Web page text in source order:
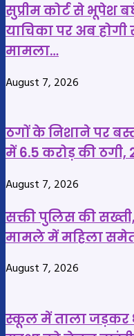
अक्टूबर
तक
कर
हैं
खरीदी
समेत
कई
फैसले
सुप्रीम कोर्ट से भूपेश
याचिका पर अब
मामला…
August 7, 2026
ठगों के निशाने पर
में 6.5 करोड़ की
August 7, 2026
सक्ती पुलिस की
मामले में महिला समेत
August 7, 2026
स्कूल में ताला जड़कर